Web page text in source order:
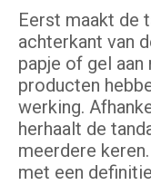
Eerst maakt de
achterkant van
papje of gel
producten
werking.
herhaalt de
meerdere
met een